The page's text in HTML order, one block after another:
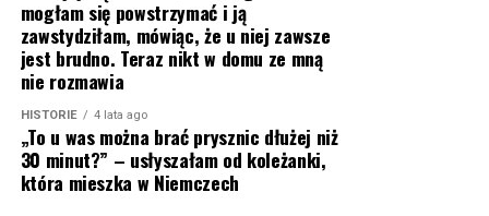
mogłam się powstrzymać i ją
zawstydziłam, mówiąc, że u niej zawsze
jest brudno. Teraz nikt w domu ze mną
nie rozmawia
HISTORIE 4 lata ago
„To u was można brać prysznic dłużej niż
30 minut?” – usłyszałam od koleżanki,
która mieszka w Niemczech